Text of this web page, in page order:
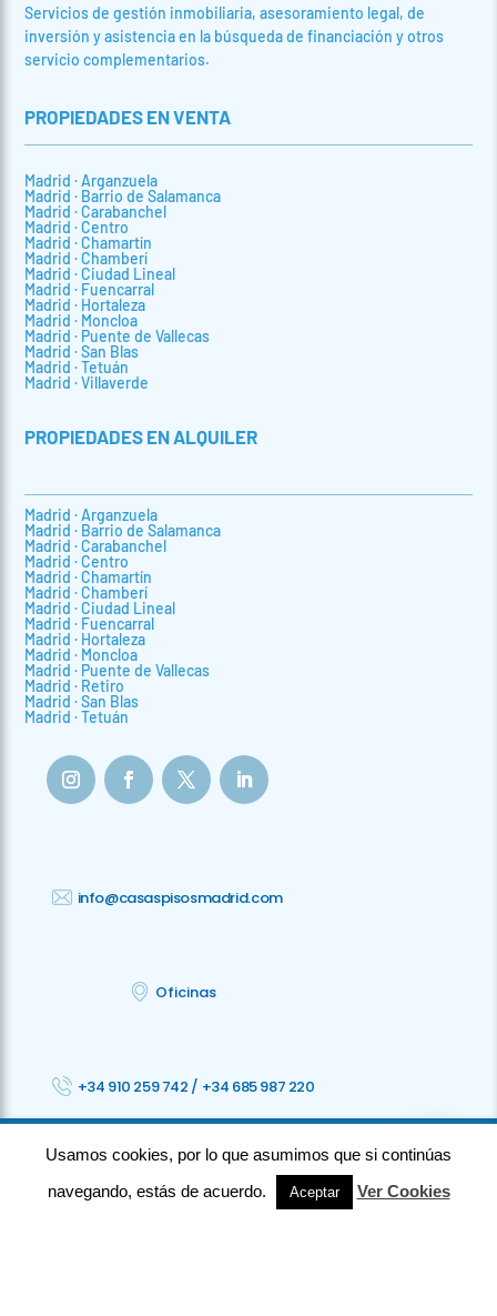
Servicios de gestión inmobiliaria, asesoramiento legal, de
inversión y asistencia en la búsqueda de financiación y otros
servicio complementarios.
PROPIEDADES EN VENTA
Madrid · Arganzuela
Madrid · Barrio de Salamanca
Madrid · Carabanchel
Madrid · Centro
Madrid · Chamartín
Madrid · Chamberí
Madrid · Ciudad Lineal
Madrid · Fuencarral
Madrid · Hortaleza
Madrid · Moncloa
Madrid · Puente de Vallecas
Madrid · San Blas
Madrid · Tetuán
Madrid · Villaverde
PROPIEDADES EN ALQUILER
Madrid · Arganzuela
Madrid · Barrio de Salamanca
Madrid · Carabanchel
Madrid · Centro
Madrid · Chamartín
Madrid · Chamberí
Madrid · Ciudad Lineal
Madrid · Fuencarral
Madrid · Hortaleza
Madrid · Moncloa
Madrid · Puente de Vallecas
Madrid · Retiro
Madrid · San Blas
Madrid · Tetuán
info@casaspisosmadrid.com
Oficinas
+34 910 259 742 / +34 685 987 220
©2023 CPM · Todos los derechos reservados ·Privacidad · Aviso legal
Cookies· Accesibilidad
Usamos cookies, por lo que asumimos que si continúas
navegando, estás de acuerdo.
Aceptar Ver Cookies